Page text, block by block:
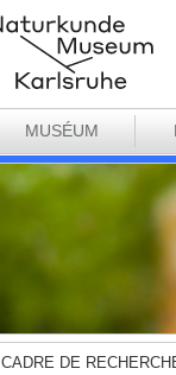
MUSÉUM
CADRE DE